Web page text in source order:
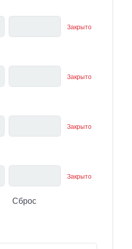
Закрыто
Закрыто
Закрыто
Закрыто
Сброс